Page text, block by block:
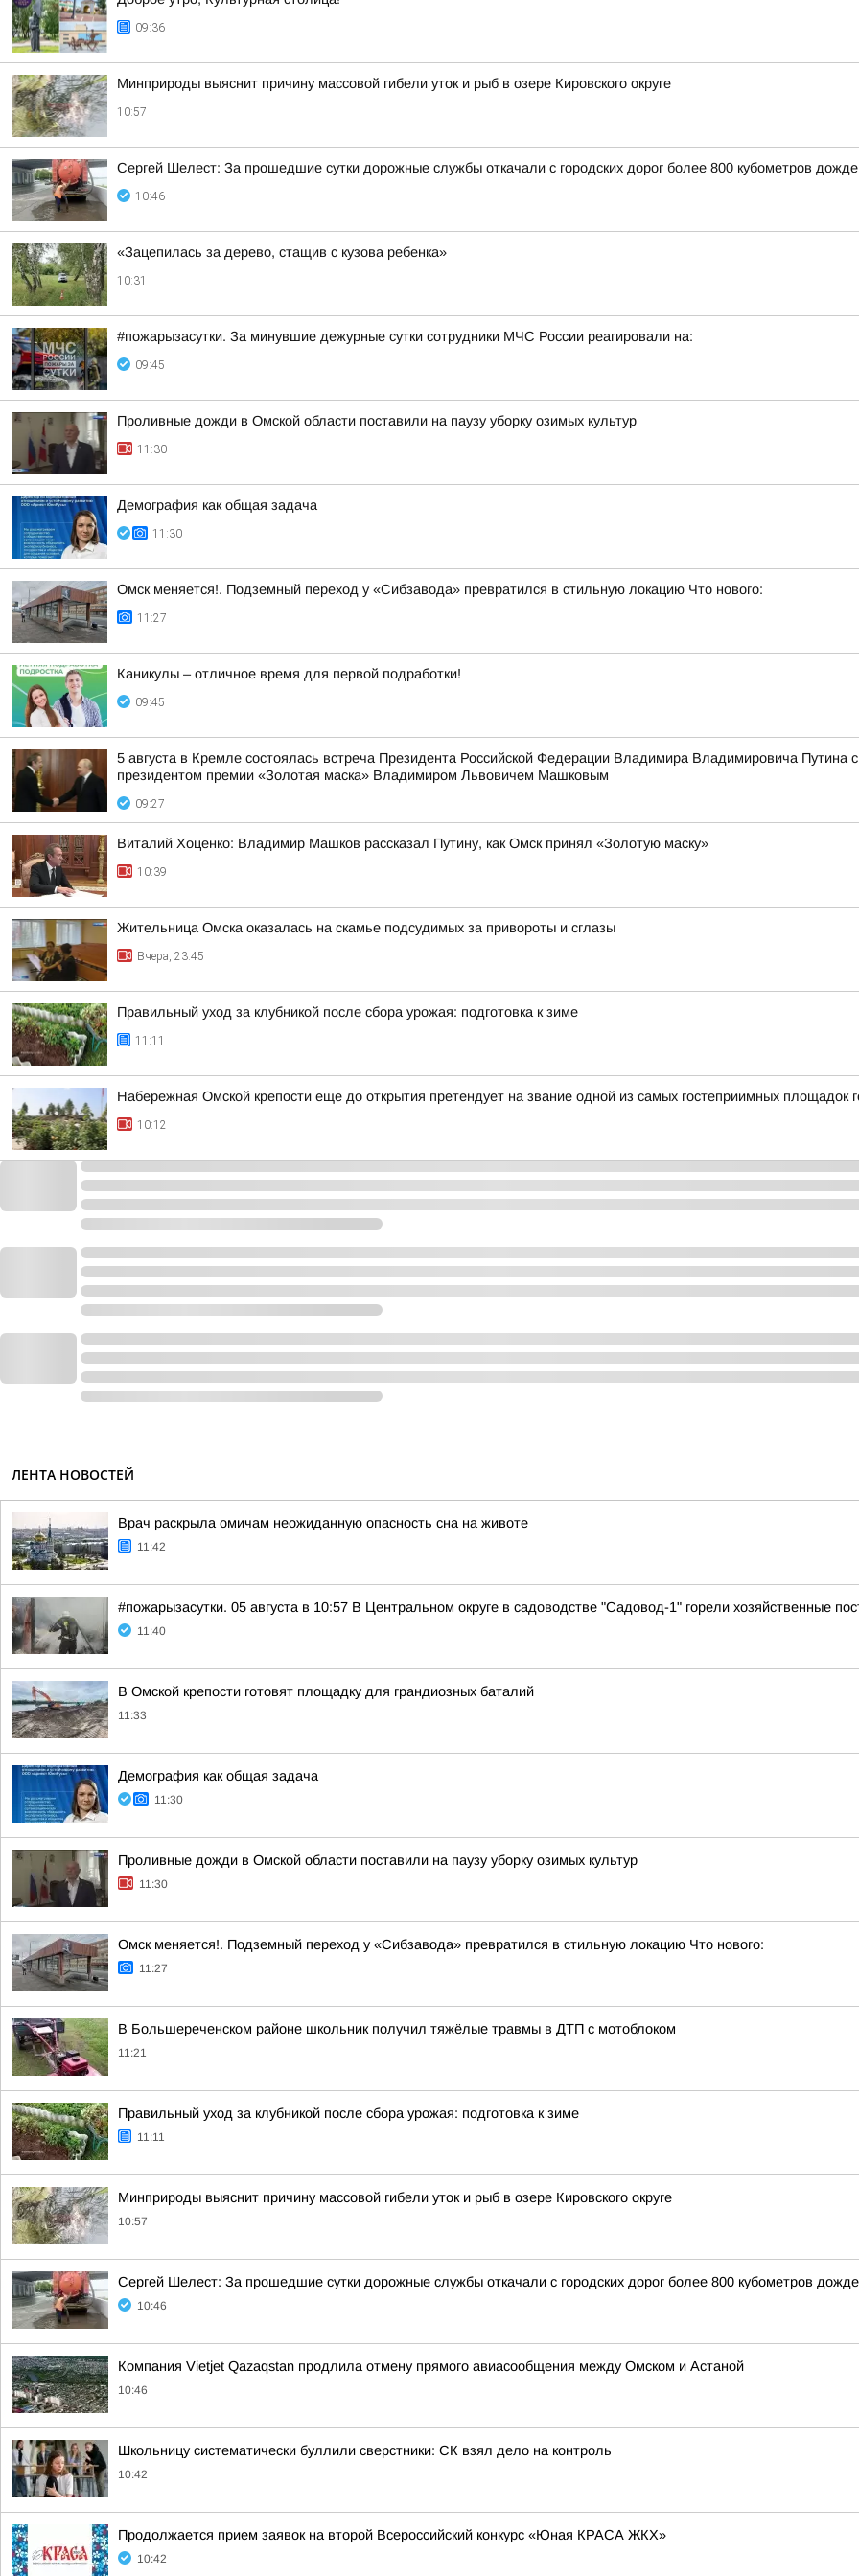
09:36
Минприроды выяснит причину массовой гибели уток и рыб в озере Кировского округе
10:57
Сергей Шелест: За прошедшие сутки дорожные службы откачали с городских дорог более 800 кубометров
10:46
«Зацепилась за дерево, стащив с кузова ребенка»
10:31
#пожарызасутки. За минувшие дежурные сутки сотрудники МЧС России реагировали на:
09:45
Проливные дожди в Омской области поставили на паузу уборку озимых культур
11:30
Демография как общая задача
11:30
Омск меняется!. Подземный переход у «Сибзавода» превратился в стильную локацию Что нового:
11:27
Каникулы – отличное время для первой подработки!
09:45
5 августа в Кремле состоялась встреча Президента Российской Федерации Владимира Владимировича
президентом премии «Золотая маска» Владимиром Львовичем Машковым
09:27
Виталий Хоценко: Владимир Машков рассказал Путину, как Омск принял «Золотую маску»
10:39
Жительница Омска оказалась на скамье подсудимых за привороты и сглазы
Вчера, 23:45
Правильный уход за клубникой после сбора урожая: подготовка к зиме
11:11
Набережная Омской крепости еще до открытия претендует на звание одной из самых гостеприимных площадок
10:12
ЛЕНТА НОВОСТЕЙ
Врач раскрыла омичам неожиданную опасность сна на животе
11:42
#пожарызасутки. 05 августа в 10:57 В Центральном округе в садоводстве "Садовод-1" горели хозяйственные
11:40
В Омской крепости готовят площадку для грандиозных баталий
11:33
Демография как общая задача
11:30
Проливные дожди в Омской области поставили на паузу уборку озимых культур
11:30
Омск меняется!. Подземный переход у «Сибзавода» превратился в стильную локацию Что нового:
11:27
В Большереченском районе школьник получил тяжёлые травмы в ДТП с мотоблоком
11:21
Правильный уход за клубникой после сбора урожая: подготовка к зиме
11:11
Минприроды выяснит причину массовой гибели уток и рыб в озере Кировского округе
10:57
Сергей Шелест: За прошедшие сутки дорожные службы откачали с городских дорог более 800 кубометров
10:46
Компания Vietjet Qazaqstan продлила отмену прямого авиасообщения между Омском и Астаной
10:46
Школьницу систематически буллили сверстники: СК взял дело на контроль
10:42
Продолжается прием заявок на второй Всероссийский конкурс «Юная КРАСА ЖКХ»
10:42